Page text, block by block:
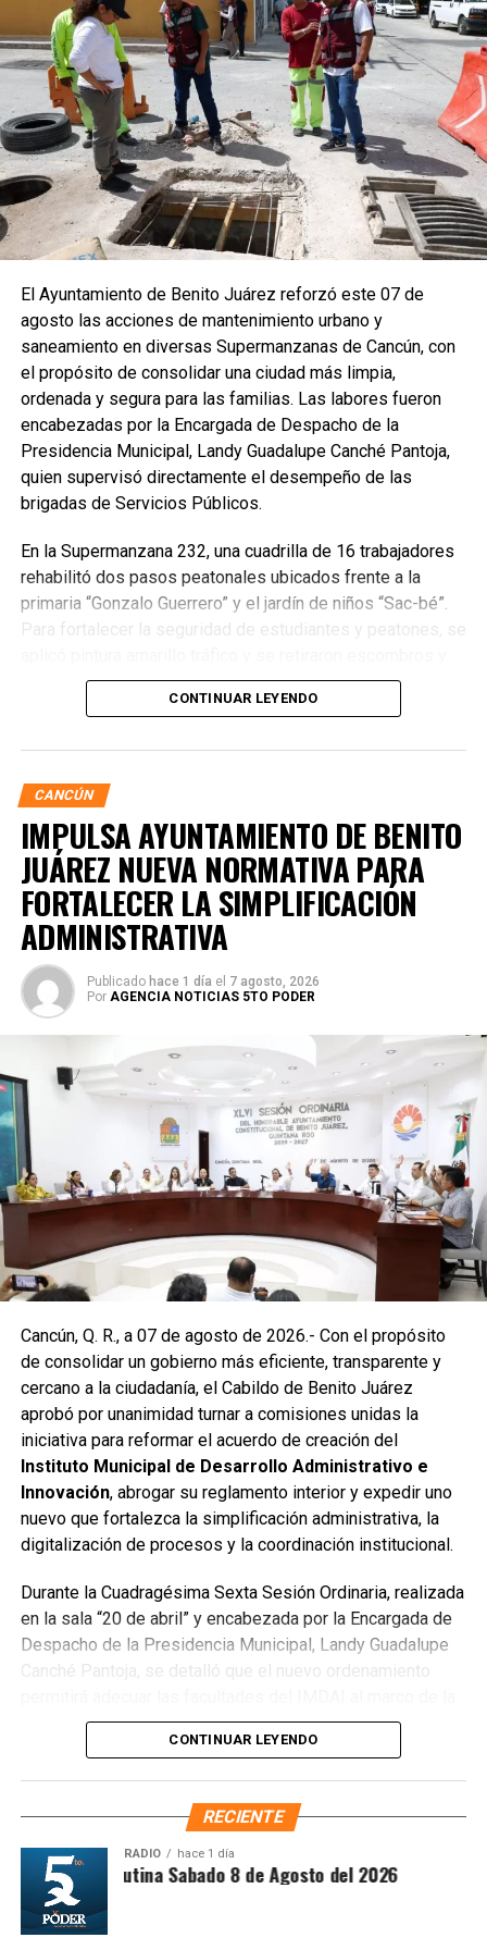
El Ayuntamiento de Benito Juárez reforzó este 07 de
agosto las acciones de mantenimiento urbano y
saneamiento en diversas Supermanzanas de Cancún, con
el propósito de consolidar una ciudad más limpia,
ordenada y segura para las familias. Las labores fueron
encabezadas por la Encargada de Despacho de la
Presidencia Municipal, Landy Guadalupe Canché Pantoja,
quien supervisó directamente el desempeño de las
brigadas de Servicios Públicos.
En la Supermanzana 232, una cuadrilla de 16 trabajadores
rehabilitó dos pasos peatonales ubicados frente a la
primaria “Gonzalo Guerrero” y el jardín de niños “Sac-bé”.
Para fortalecer la seguridad de estudiantes y peatones, se
residuos vegetales acumulados en la zona. Estas
acciones buscan garantizar entornos escolares más
Posteriormente, en la Supermanzana 238, se atendió la
solicitud de vecinos mediante el desazolve de un pozo
pluvial localizado en el cruce de la Calle 53 con Calle 112.
Con apoyo de una máquina perforadora y una unidad
Vactor, se liberó el captador para prevenir
encharcamientos y mejorar el flujo hidráulico, lo que fue
reconocido por la comunidad como una respuesta
oportuna del gobierno municipal.
se reconstruyó la losa de bóveda y se instaló una nueva
rejilla en un pozo dañado por el tránsito de vehículos
pesados. De manera simultánea, se recuperó un espacio
público utilizado como basurero clandestino, del cual se
han retirado aproximadamente 150 toneladas de
escombros, cacharros y desechos vegetales. Se estima
que el saneamiento concluirá en dos días.
Finalmente, las Unidades Verdes de SIRESOL Cancún
convertirse en punto de disposición ilegal de basura. El
Ayuntamiento exhortó a la ciudadanía a reportar estas
prácticas y sumarse al esfuerzo colectivo para mantener
un Cancún limpio y con prosperidad compartida.
Fuente: 5to Poder Agencia de Noticias
CONTINUAR LEYENDO
CANCÚN
IMPULSA AYUNTAMIENTO DE BENITO
JUÁREZ NUEVA NORMATIVA PARA
FORTALECER LA SIMPLIFICACIÓN
ADMINISTRATIVA
Publicado hace 1 día el 7 agosto, 2026
Por AGENCIA NOTICIAS 5TO PODER
Cancún, Q. R., a 07 de agosto de 2026.- Con el propósito
de consolidar un gobierno más eficiente, transparente y
cercano a la ciudadanía, el Cabildo de Benito Juárez
aprobó por unanimidad turnar a comisiones unidas la
iniciativa para reformar el acuerdo de creación del
Instituto Municipal de Desarrollo Administrativo e
Innovación, abrogar su reglamento interior y expedir uno
nuevo que fortalezca la simplificación administrativa, la
digitalización de procesos y la coordinación institucional.
Durante la Cuadragésima Sexta Sesión Ordinaria, realizada
en la sala “20 de abril” y encabezada por la Encargada de
Despacho de la Presidencia Municipal, Landy Guadalupe
Canché Pantoja, se detalló que el nuevo ordenamiento
Ley Nacional para Eliminar Trámites Burocráticos
mediante la instauración de la Autoridad Municipal de
Simplificación y Digitalización. Con ello, se busca agilizar
trámites, reducir cargas administrativas y mejorar la
CONTINUAR LEYENDO
RECIENTE
RADIO hace 1 día
Síntesis Matutina Sabado 8 de Agosto del 2026